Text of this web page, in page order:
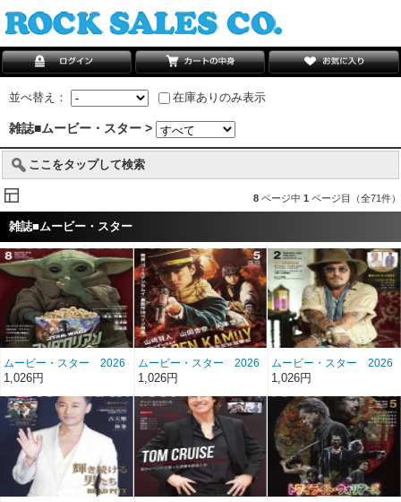
並べ替え： 在庫ありのみ表示
雑誌■ムービー・スター >
ここをタップして検索
8 ページ中 1 ページ目（全71件）
雑誌■ムービー・スター
ムービー・スター 2026
年8月号 雑誌/MS-235
1,026円
ムービー・スター 2026
年5月号 雑誌/MS-234
1,026円
ムービー・スター 2026
年2月号 雑誌/MS-233
1,026円